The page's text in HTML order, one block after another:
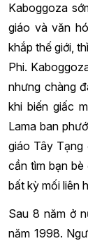
Kaboggoza
giáo và văn
khắp thế giới,
Phi.
nhưng chàng
khi biến giấc
Lama ban
giáo Tây Tạng
cần tìm bạn
bất kỳ mối liên
Sau 8 năm ở
năm 1998.